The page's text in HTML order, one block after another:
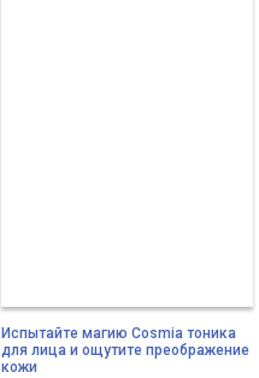
Испытайте магию Cosmia тоника
для лица и ощутите преображение
кожи